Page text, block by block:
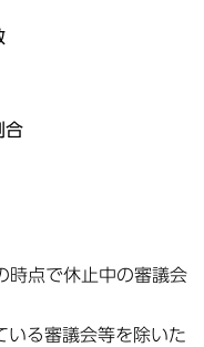
合
時点で休止中の審議会
いる審議会等を除いた